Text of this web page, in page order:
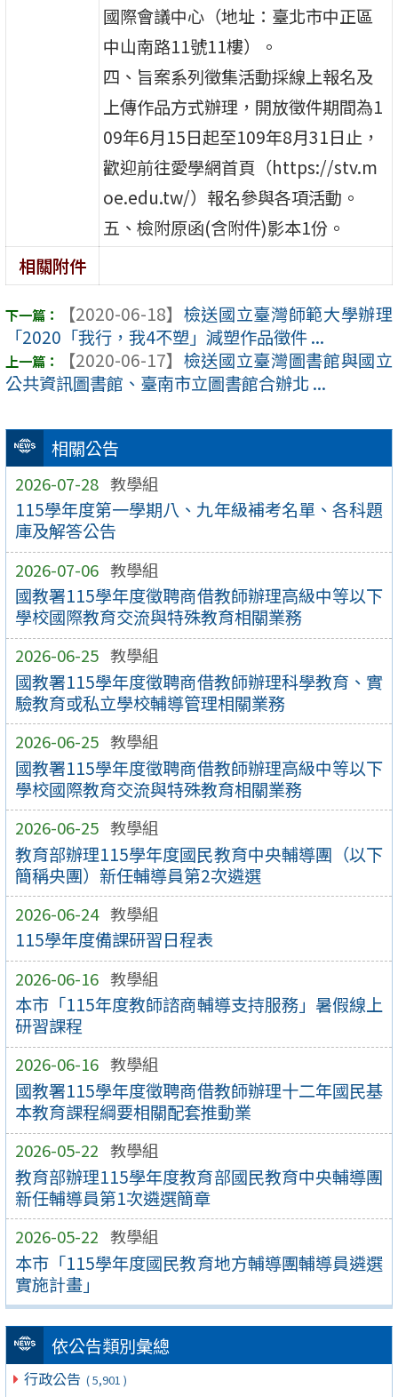
相關公告
2026-07-28 教學組
115學年度第一學期八、九年級補考名單、各科題
庫及解答公告
2026-07-06 教學組
國教署115學年度徵聘商借教師辦理高級中等以下
學校國際教育交流與特殊教育相關業務
2026-06-25 教學組
國教署115學年度徵聘商借教師辦理科學教育、實
驗教育或私立學校輔導管理相關業務
2026-06-25 教學組
國教署115學年度徵聘商借教師辦理高級中等以下
學校國際教育交流與特殊教育相關業務
2026-06-25 教學組
教育部辦理115學年度國民教育中央輔導團（以下
簡稱央團）新任輔導員第2次遴選
2026-06-24 教學組
115學年度備課研習日程表
2026-06-16 教學組
本市「115年度教師諮商輔導支持服務」暑假線上
研習課程
2026-06-16 教學組
國教署115學年度徵聘商借教師辦理十二年國民基
本教育課程綱要相關配套推動業
2026-05-22 教學組
教育部辦理115學年度教育部國民教育中央輔導團
新任輔導員第1次遴選簡章
2026-05-22 教學組
本市「115學年度國民教育地方輔導團輔導員遴選
實施計畫」
依公告類別彙總
行政公告 ( 5,901 )
國際會議中心（地址：臺北市中正區
中山南路11號11樓）。
四、旨案系列徵集活動採線上報名及
上傳作品方式辦理，開放徵件期間為1
09年6月15日起至109年8月31日止，
歡迎前往愛學網首頁（https://stv.m
oe.edu.tw/）報名參與各項活動。
五、檢附原函(含附件)影本1份。
相關附件
【2020-06-18】 檢送國立臺灣師範大學辦理
「2020「我行，我4不塑」減塑作品徵件 ...
【2020-06-17】 檢送國立臺灣圖書館與國立
公共資訊圖書館、臺南市立圖書館合辦北 ...